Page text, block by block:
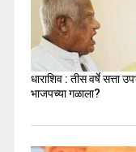
धाराशिव : तीस वर्षे सत्ता
भाजपच्या गळाला?